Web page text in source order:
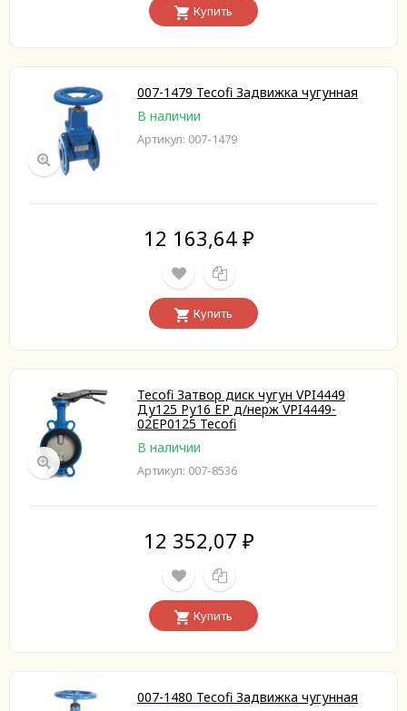
Купить
007-1479 Tecofi Задвижка чугунная
В наличии
Артикул: 007-1479
12 163,64 ₽
Купить
Tecofi Затвор диск чугун VPI4449
Ду125 Ру16 EP д/нерж VPI4449-
02EP0125 Tecofi
В наличии
Артикул: 007-8536
12 352,07 ₽
Купить
007-1480 Tecofi Задвижка чугунная